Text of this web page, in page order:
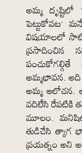
అమ్మ దృష్టిలో
పెట్టుకోవట’
విషయాలలో
ప్రసాదించిన
అమ్మభావన.
అమ్మ ఆలోచన.
వదిలేసి రేపటికి
మూలం.
తుడిచేసి త్యాగ
ప్రయత్నం అని